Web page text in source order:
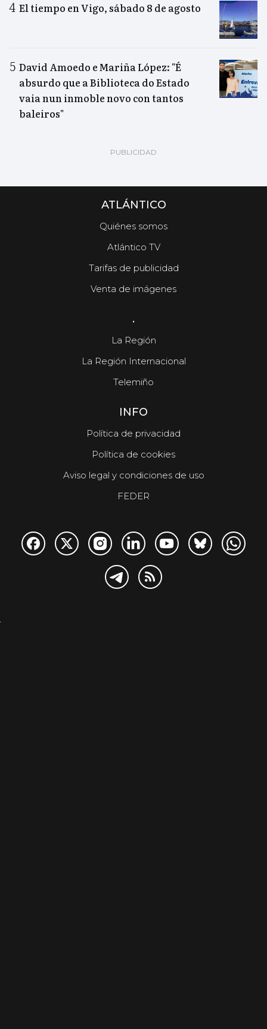
El tiempo en Vigo, sábado 8 de agosto
David Amoedo e Mariña López: "É
absurdo que a Biblioteca do Estado
vaia nun inmoble novo con tantos
baleiros"
ATLÁNTICO
Quiénes somos
Atlántico TV
Tarifas de publicidad
Venta de imágenes
.
La Región
La Región Internacional
Telemiño
INFO
Política de privacidad
Política de cookies
Aviso legal y condiciones de uso
FEDER